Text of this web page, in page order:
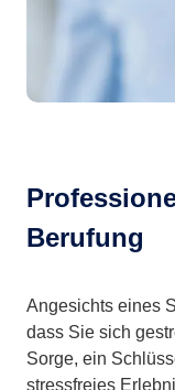
Berufung
Angesichts eines
dass Sie sich
Sorge, ein
stressfreies